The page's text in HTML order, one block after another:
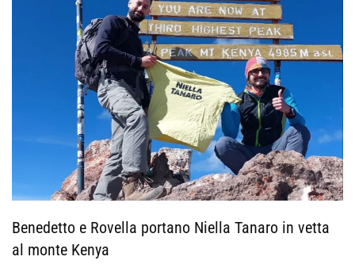
Benedetto e Rovella portano Niella Tanaro in vetta
al monte Kenya